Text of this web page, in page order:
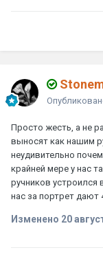
Просто жесть, а не
выносят как нашим
неудивительно
крайней мере у нас
ручников устроился
нас за портрет дают
Изменено 20